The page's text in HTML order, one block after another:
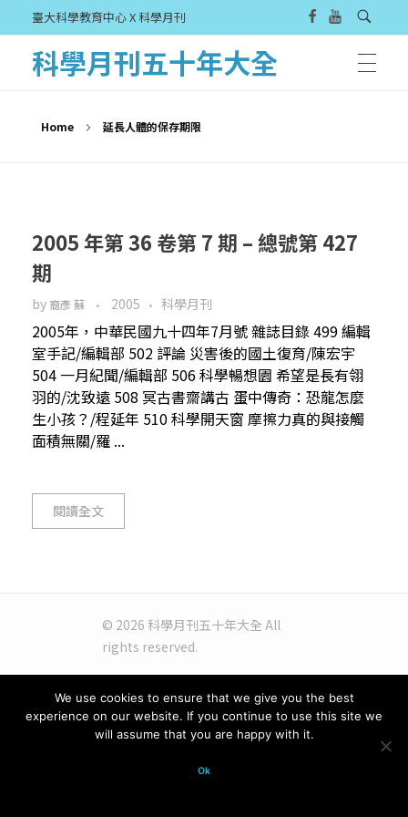
臺大科學教育中心 X 科學月刊
科學月刊五十年大全
Home 延長人體的保存期限
2005 年第 36 卷第 7 期 – 總號第 427
期
by 裔彥 蘇 2005 科學月刊
2005年，中華民國九十四年7月號 雜誌目錄 499 編輯
室手記/編輯部 502 評論 災害後的國土復育/陳宏宇
504 一月紀聞/編輯部 506 科學暢想園 希望是長有翎
羽的/沈致遠 508 冥古書齋講古 蛋中傳奇：恐龍怎麼
生小孩？/程延年 510 科學開天窗 摩擦力真的與接觸
面積無關/羅 ...
閱讀全文
© 2026 科學月刊五十年大全 All
rights reserved.
We use cookies to ensure that we give you the best
experience on our website. If you continue to use this site we
will assume that you are happy with it.
Ok